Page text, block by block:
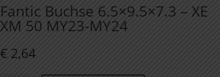
Fantic Buchse 6.5×9.5×7.3 – XE
XM 50 MY23-MY24
€ 2,64